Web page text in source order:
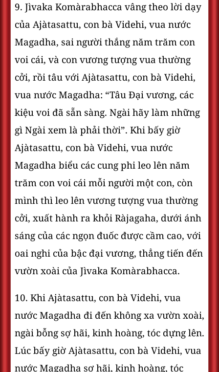
9. Jìvaka Komàrabhacca vâng theo lời dạy
của Ajàtasattu, con bà Videhi, vua nước
Magadha, sai người thắng năm trăm con
voi cái, và con vương tượng vua thường
cởi, rồi tâu với Ajàtasattu, con bà Videhi,
vua nước Magadha: “Tâu Ðại vương, các
kiệu voi đã sẵn sàng. Ngài hãy làm những
gì Ngài xem là phải thời”. Khi bấy giờ
Ajàtasattu, con bà Videhi, vua nước
Magadha biểu các cung phi leo lên năm
trăm con voi cái mỗi người một con, còn
mình thì leo lên vương tượng vua thường
cởi, xuất hành ra khỏi Ràjagaha, dưới ánh
sáng của các ngọn đuốc được cầm cao, với
oai nghi của bậc đại vương, thẳng tiến đến
vườn xoài của Jìvaka Komàrabhacca.
10. Khi Ajàtasattu, con bà Videhi, vua
nước Magadha đi đến không xa vườn xoài,
ngài bỗng sợ hãi, kinh hoàng, tóc dựng lên.
Lúc bấy giờ Ajàtasattu, con bà Videhi, vua
nước Magadha sợ hãi, kinh hoàng, tóc